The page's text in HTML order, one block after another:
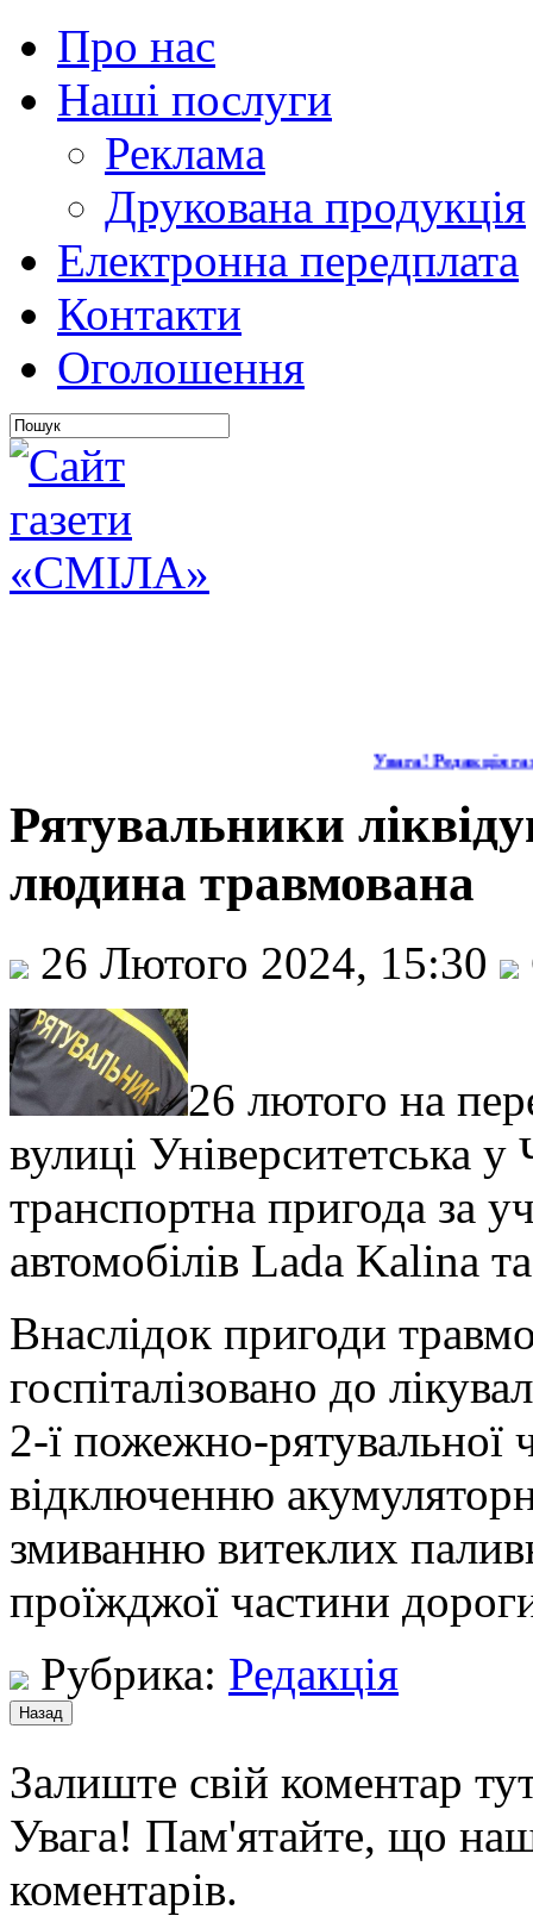
Про нас
Наші послуги
Реклама
Друкована продукція
Електронна передплата
Контакти
Оголошення
Увага! Редакція
Рятувальники
людина травмована
26 Лютого 2024, 15:30
26 лютого на
вулиці Університетська
транспортна пригода за
автомобілів Lada Kalina
Внаслідок пригоди
госпіталізовано до
2-ї пожежно-рятувальної
відключенню
змиванню витеклих
проїжджої частини
Рубрика: Редакція
Залиште свій коментар
Увага! Пам'ятайте, що
коментарів.